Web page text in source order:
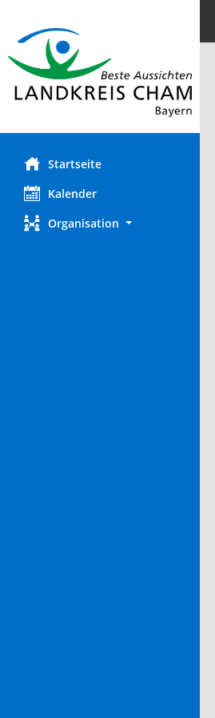
Startseite
Kalender
Organisation